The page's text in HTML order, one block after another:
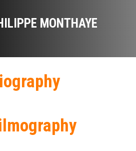
MONTHAYE